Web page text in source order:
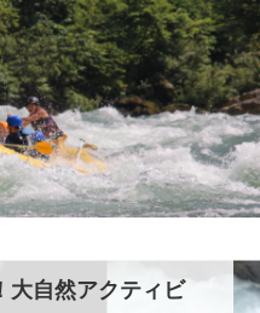
大自然アクティビ